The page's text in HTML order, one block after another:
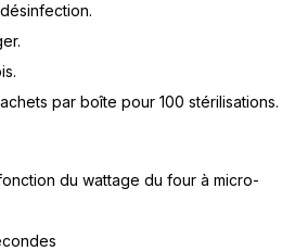
par boîte pour 100 stérilisations.
du wattage du four à micro-